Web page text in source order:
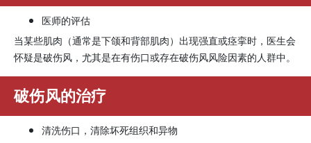
医师的评估
当某些肌肉（通常是下颌和背部肌肉）出现强直或痉挛时，医生会
怀疑是破伤风，尤其是在有伤口或存在破伤风风险因素的人群中。
破伤风的治疗
清洗伤口，清除坏死组织和异物